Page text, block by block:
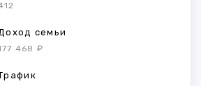
семьи
468 ₽